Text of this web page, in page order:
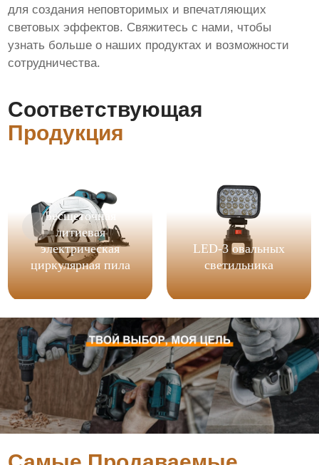
для создания неповторимых и впечатляющих
световых эффектов. Свяжитесь с нами, чтобы
узнать больше о наших продуктах и возможности
сотрудничества.
Соответствующая
Продукция
Бесщеточная
литиевая
электрическая
циркулярная пила
LED-3 овальных
светильника